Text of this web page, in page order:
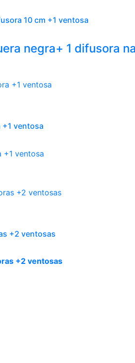
10 cm +1 ventosa
negra+ 1 difusora
+1 ventosa
+1 ventosa
+2 ventosas
+2 ventosas